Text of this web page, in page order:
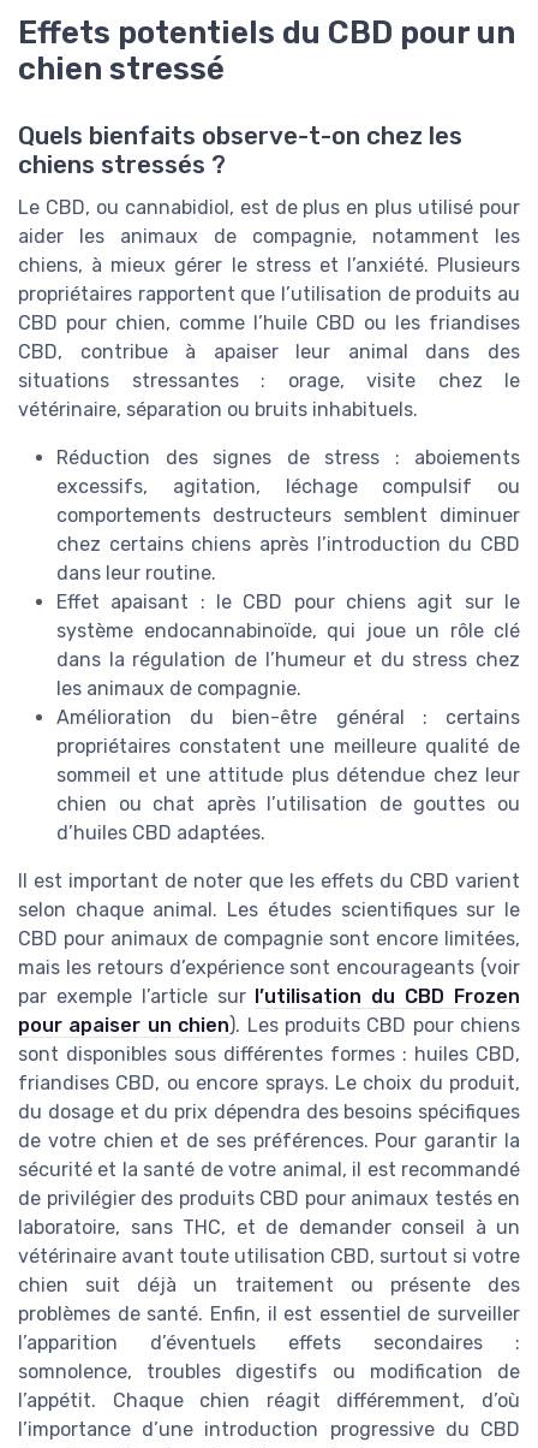
Effets potentiels du CBD pour un
chien stressé
Quels bienfaits observe-t-on chez les
chiens stressés ?
Le CBD, ou cannabidiol, est de plus en plus utilisé pour
aider les animaux de compagnie, notamment les
chiens, à mieux gérer le stress et l’anxiété. Plusieurs
propriétaires rapportent que l’utilisation de produits au
CBD pour chien, comme l’huile CBD ou les friandises
CBD, contribue à apaiser leur animal dans des
situations stressantes : orage, visite chez le
vétérinaire, séparation ou bruits inhabituels.
Réduction des signes de stress : aboiements
excessifs, agitation, léchage compulsif ou
comportements destructeurs semblent diminuer
chez certains chiens après l’introduction du CBD
dans leur routine.
Effet apaisant : le CBD pour chiens agit sur le
système endocannabinoïde, qui joue un rôle clé
dans la régulation de l’humeur et du stress chez
les animaux de compagnie.
Amélioration du bien-être général : certains
propriétaires constatent une meilleure qualité de
sommeil et une attitude plus détendue chez leur
chien ou chat après l’utilisation de gouttes ou
d’huiles CBD adaptées.
Il est important de noter que les effets du CBD varient
selon chaque animal. Les études scientifiques sur le
CBD pour animaux de compagnie sont encore limitées,
mais les retours d’expérience sont encourageants (voir
par exemple l’article sur l’utilisation du CBD Frozen
pour apaiser un chien). Les produits CBD pour chiens
sont disponibles sous différentes formes : huiles CBD,
friandises CBD, ou encore sprays. Le choix du produit,
du dosage et du prix dépendra des besoins spécifiques
de votre chien et de ses préférences. Pour garantir la
sécurité et la santé de votre animal, il est recommandé
de privilégier des produits CBD pour animaux testés en
laboratoire, sans THC, et de demander conseil à un
vétérinaire avant toute utilisation CBD, surtout si votre
chien suit déjà un traitement ou présente des
problèmes de santé. Enfin, il est essentiel de surveiller
l’apparition d’éventuels effets secondaires :
somnolence, troubles digestifs ou modification de
l’appétit. Chaque chien réagit différemment, d’où
l’importance d’une introduction progressive du CBD